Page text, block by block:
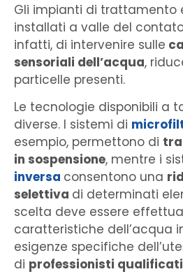
Gli impianti di trattamento
installati a valle del
infatti, di intervenire sulle
sensoriali dell’acqua,
particelle presenti.
Le tecnologie disponibili a
diverse. I sistemi di
esempio, permettono di
in sospensione, mentre i
inversa consentono una
selettiva di determinati
scelta deve essere
caratteristiche dell’acqua
esigenze specifiche
di professionisti qualificati